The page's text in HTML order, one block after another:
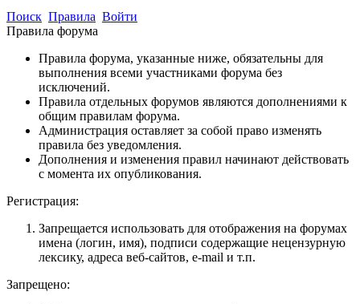
Поиск Правила Войти
Правила форума
Правила форума, указанные ниже, обязательны для
выполнения всеми участниками форума без
исключений.
Правила отдельных форумов являются дополнениями к
общим правилам форума.
Администрация оставляет за собой право изменять
правила без уведомления.
Дополнения и изменения правил начинают действовать
с момента их опубликования.
Регистрация:
Запрещается использовать для отображения на форумах
имена (логин, имя), подписи содержащие нецензурную
лексику, адреса веб-сайтов, e-mail и т.п.
Запрещено: